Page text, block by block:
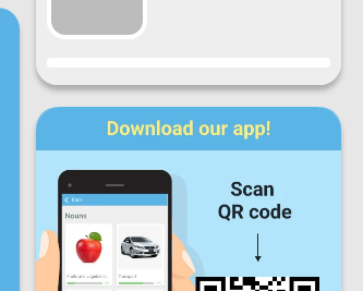
Pokrok
Po St Čt
So Ne